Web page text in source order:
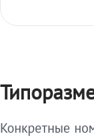
Конкретные